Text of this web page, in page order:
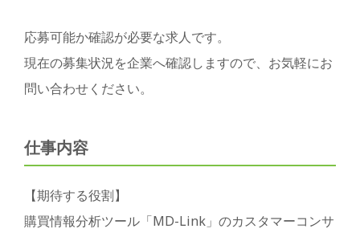
応募可能か確認が必要な求人です。
現在の募集状況を企業へ確認しますので、お気軽にお
問い合わせください。
仕事内容
【期待する役割】
購買情報分析ツール「MD-Link」のカスタマーコンサ